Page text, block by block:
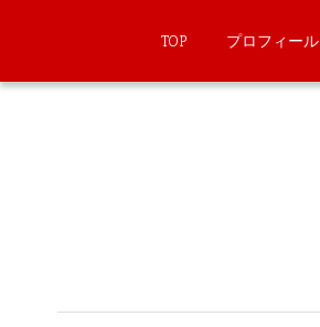
TOP プロフィール